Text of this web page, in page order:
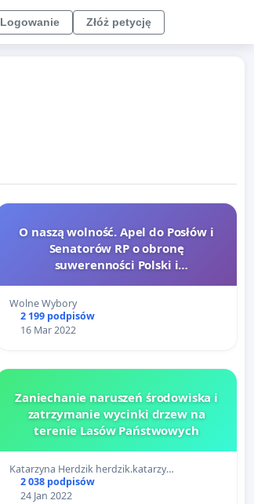
Logowanie Złóż petycję
O naszą wolność. Apel do Posłów i
Senatorów RP o obronę
suwerenności Polski i
Wolne Wybory
2 199 podpisów
16 Mar 2022
Zaniechanie naruszeń środowiska i
zatrzymanie wycinki drzew na
terenie Lasów Państwowych
Katarzyna Herdzik herdzik.katarzy…
2 038 podpisów
24 Jan 2022